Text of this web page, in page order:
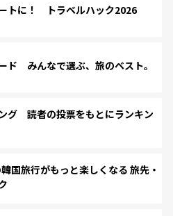
トに！ トラベルハック2026
ド みんなで選ぶ、旅のベスト。
グ 読者の投票をもとにランキン
旅行がもっと楽しくなる 旅先・